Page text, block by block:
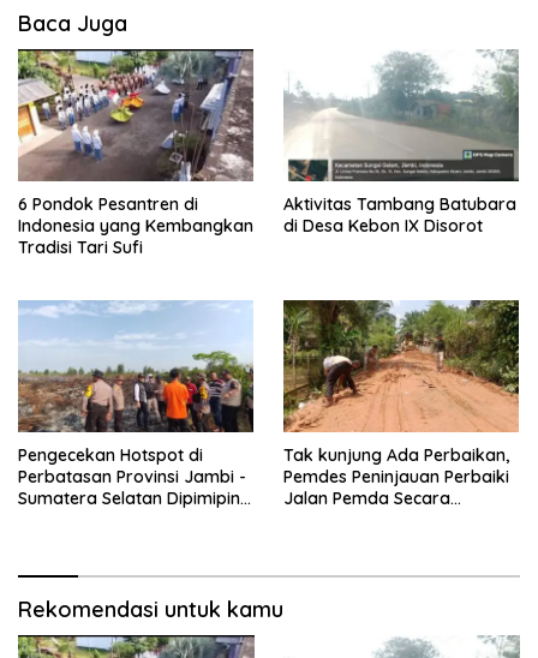
Baca Juga
6 Pondok Pesantren di
Indonesia yang Kembangkan
Tradisi Tari Sufi
Aktivitas Tambang Batubara
di Desa Kebon IX Disorot
Pengecekan Hotspot di
Perbatasan Provinsi Jambi -
Sumatera Selatan Dipimipin
Tak kunjung Ada Perbaikan,
Pemdes Peninjauan Perbaiki
Jalan Pemda Secara
Rekomendasi untuk kamu